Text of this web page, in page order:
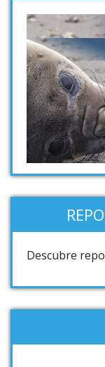
Descubre